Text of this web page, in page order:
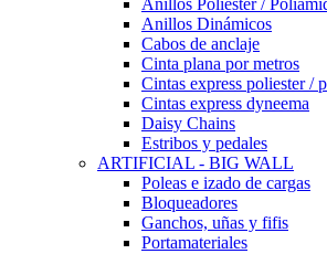
Anillos Poliester /
Anillos Dinámicos
Cabos de anclaje
Cinta plana por metros
Cintas express poliester /
Cintas express dyneema
Daisy Chains
Estribos y pedales
ARTIFICIAL - BIG WALL
Poleas e izado de cargas
Bloqueadores
Ganchos, uñas y fifis
Portamateriales